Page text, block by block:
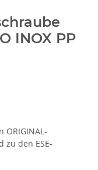
INOX PP
zu den ESE-